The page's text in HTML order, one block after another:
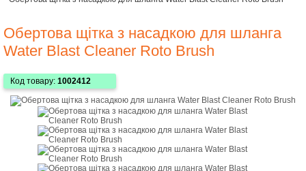
Обертова щітка з насадкою для шланга
Water Blast Cleaner Roto Brush
Код товару: 1002412